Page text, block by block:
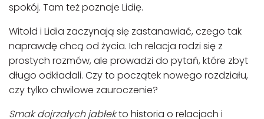
spokój. Tam też poznaje Lidię.
Witold i Lidia zaczynają się zastanawiać, czego tak
naprawdę chcą od życia. Ich relacja rodzi się z
prostych rozmów, ale prowadzi do pytań, które zbyt
długo odkładali. Czy to początek nowego rozdziału,
czy tylko chwilowe zauroczenie?
Smak dojrzałych jabłekto historia o relacjach i